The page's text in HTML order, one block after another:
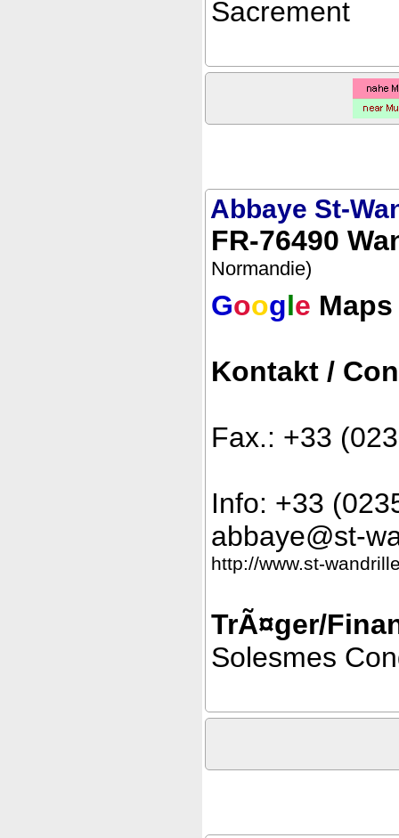
Sacrement
Abbaye St-
FR-76490
Normandie)
Google Maps
Kontakt /
Fax.: +33
Info: +33
abbaye@st-
http://www.st-
TrÃ¤ger/
Solesmes